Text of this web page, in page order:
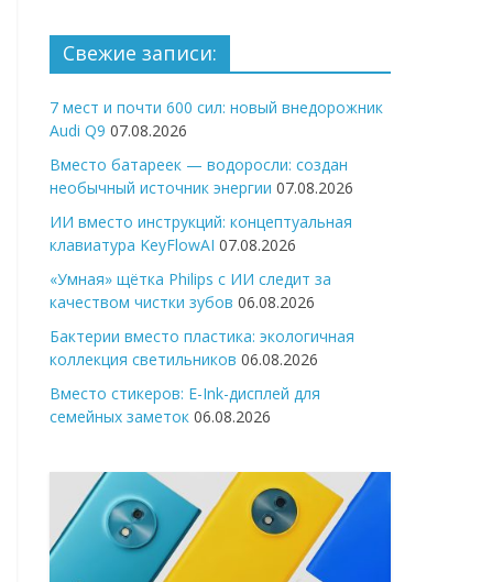
Свежие записи:
7 мест и почти 600 сил: новый внедорожник
Audi Q9 07.08.2026
Вместо батареек — водоросли: создан
необычный источник энергии 07.08.2026
ИИ вместо инструкций: концептуальная
клавиатура KeyFlowAI 07.08.2026
«Умная» щётка Philips с ИИ следит за
качеством чистки зубов 06.08.2026
Бактерии вместо пластика: экологичная
коллекция светильников 06.08.2026
Вместо стикеров: E-Ink-дисплей для
семейных заметок 06.08.2026